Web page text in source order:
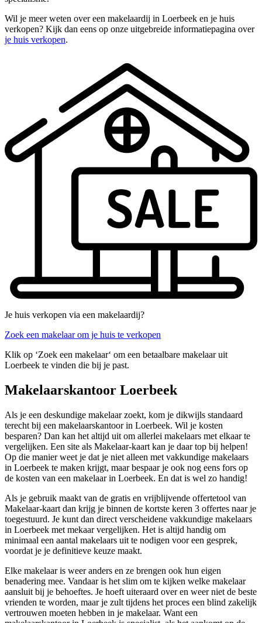
Wil je meer weten over een makelaardij in Loerbeek en je huis
verkopen? Kijk dan eens op onze uitgebreide informatiepagina over
je huis verkopen.
Je huis verkopen via een makelaardij?
Zoek een makelaar om je huis te verkopen
Klik op ‘Zoek een makelaar‘ om een betaalbare makelaar uit
Loerbeek te vinden die bij je past.
Makelaarskantoor Loerbeek
Als je een deskundige makelaar zoekt, kom je dikwijls standaard
terecht bij een makelaarskantoor in Loerbeek. Wil je kosten
besparen? Dan kan het altijd uit om allerlei makelaars met elkaar te
vergelijken. Een site als Makelaar-kaart kan je daar top bij helpen!
Op die manier weet je dat je niet alleen met vakkundige makelaars
in Loerbeek te maken krijgt, maar bespaar je ook nog eens fors op
de kosten van een makelaar in Loerbeek. En dat is wel zo handig!
Als je gebruik maakt van de gratis en vrijblijvende offertetool van
Makelaar-kaart dan krijg je binnen de kortste keren 3 offertes naar je
toegestuurd. Je kunt dan direct verscheidene vakkundige makelaars
in Loerbeek met mekaar vergelijken. Het is altijd handig om
minimaal een aantal makelaars uit te nodigen voor een gesprek,
voordat je je definitieve keuze maakt.
Elke makelaar is weer anders en ze brengen ook hun eigen
benadering mee. Vandaar is het slim om te kijken welke makelaar
aansluit bij je behoeftes. Je hoeft uiteraard over en weer niet de beste
vrienden te worden, maar je zult tijdens het proces een blind zakelijk
vertrouwen moeten hebben in je makelaar. Want een